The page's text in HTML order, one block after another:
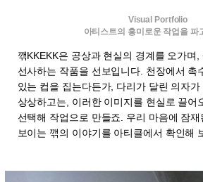
Visual Portfolio
아티스트의 흥미로운 작업을 파
깪KKEKK은 공상과 현실의 경계를 오가며,
선사하는 작품을 선보입니다. 천장에서 촉
있는 컵을 집는다든가, 다리가 달린 의자
상상하고는, 이러한 이미지를 현실로 끌어
선택해 작업으로 만들죠. 우리 마음에 잠
보이는 깪의 이야기를 아티클에서 확인해